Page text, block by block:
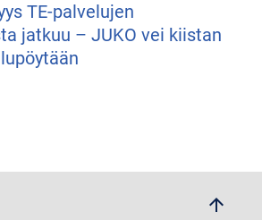
TE-palvelujen
jatkuu – JUKO vei kiistan
arrow_upwards